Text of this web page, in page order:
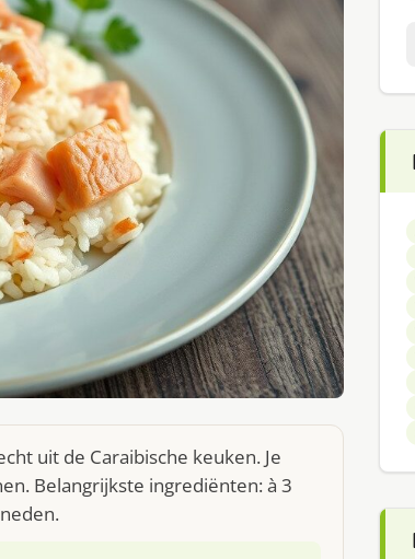
uit de Caraibische keuken. Je
Belangrijkste ingrediënten: à 3